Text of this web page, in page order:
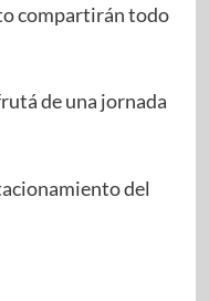
compartirán todo
de una jornada
del